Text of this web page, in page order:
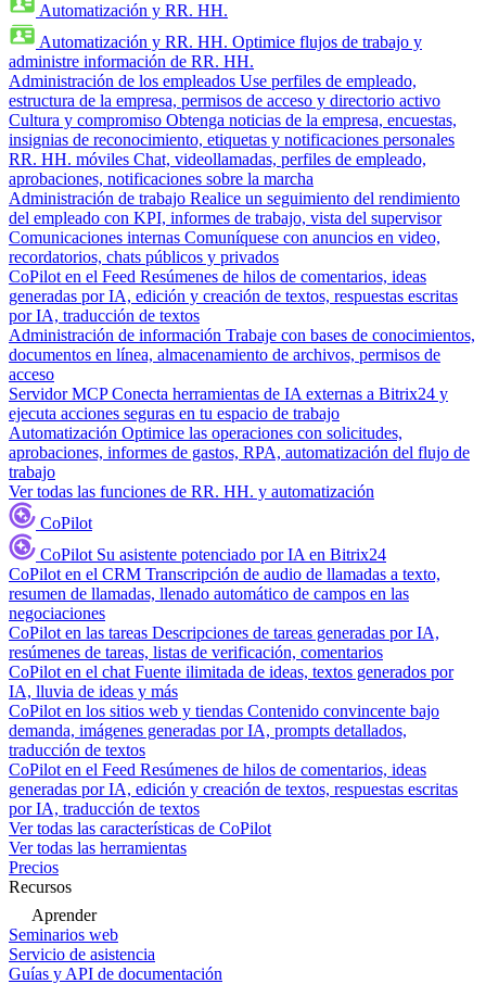
Automatización y RR. HH.
Automatización y RR. HH. Optimice flujos de trabajo y
administre información de RR. HH.
Administración de los empleados Use perfiles de empleado,
estructura de la empresa, permisos de acceso y directorio activo
Cultura y compromiso Obtenga noticias de la empresa, encuestas,
insignias de reconocimiento, etiquetas y notificaciones personales
RR. HH. móviles Chat, videollamadas, perfiles de empleado,
aprobaciones, notificaciones sobre la marcha
Administración de trabajo Realice un seguimiento del rendimiento
del empleado con KPI, informes de trabajo, vista del supervisor
Comunicaciones internas Comuníquese con anuncios en video,
recordatorios, chats públicos y privados
CoPilot en el Feed Resúmenes de hilos de comentarios, ideas
generadas por IA, edición y creación de textos, respuestas escritas
por IA, traducción de textos
Administración de información Trabaje con bases de conocimientos,
documentos en línea, almacenamiento de archivos, permisos de
acceso
Servidor MCP Conecta herramientas de IA externas a Bitrix24 y
ejecuta acciones seguras en tu espacio de trabajo
Automatización Optimice las operaciones con solicitudes,
aprobaciones, informes de gastos, RPA, automatización del flujo de
trabajo
Ver todas las funciones de RR. HH. y automatización
CoPilot
CoPilot Su asistente potenciado por IA en Bitrix24
CoPilot en el CRM Transcripción de audio de llamadas a texto,
resumen de llamadas, llenado automático de campos en las
negociaciones
CoPilot en las tareas Descripciones de tareas generadas por IA,
resúmenes de tareas, listas de verificación, comentarios
CoPilot en el chat Fuente ilimitada de ideas, textos generados por
IA, lluvia de ideas y más
CoPilot en los sitios web y tiendas Contenido convincente bajo
demanda, imágenes generadas por IA, prompts detallados,
traducción de textos
CoPilot en el Feed Resúmenes de hilos de comentarios, ideas
generadas por IA, edición y creación de textos, respuestas escritas
por IA, traducción de textos
Ver todas las características de CoPilot
Ver todas las herramientas
Precios
Recursos
Aprender
Seminarios web
Servicio de asistencia
Guías y API de documentación